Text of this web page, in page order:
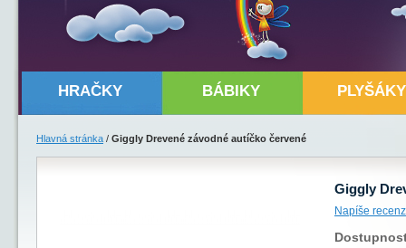
HRAČKY BÁBIKY PLYŠÁKY
Hlavná stránka / Giggly Drevené závodné autíčko červené
Giggly
Napíše